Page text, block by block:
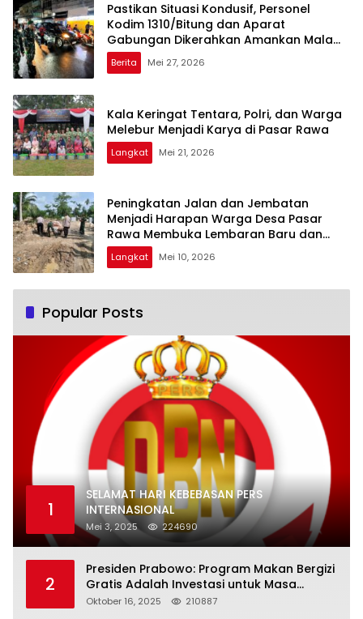
Pastikan Situasi Kondusif, Personel
Kodim 1310/Bitung dan Aparat
Gabungan Dikerahkan Amankan Malam
Takbiran dan Sholat Idul Adha 1447 H
Berita Mei 27, 2026
Kala Keringat Tentara, Polri, dan Warga
Melebur Menjadi Karya di Pasar Rawa
Langkat Mei 21, 2026
Peningkatan Jalan dan Jembatan
Menjadi Harapan Warga Desa Pasar
Rawa Membuka Lembaran Baru dan
Rezeki Baru
Langkat Mei 10, 2026
Popular Posts
1
SELAMAT HARI KEBEBASAN PERS
INTERNASIONAL
Mei 3, 2025 224690
2
Presiden Prabowo: Program Makan Bergizi
Gratis Adalah Investasi untuk Masa
Depan Bangsa
Oktober 16, 2025 210887